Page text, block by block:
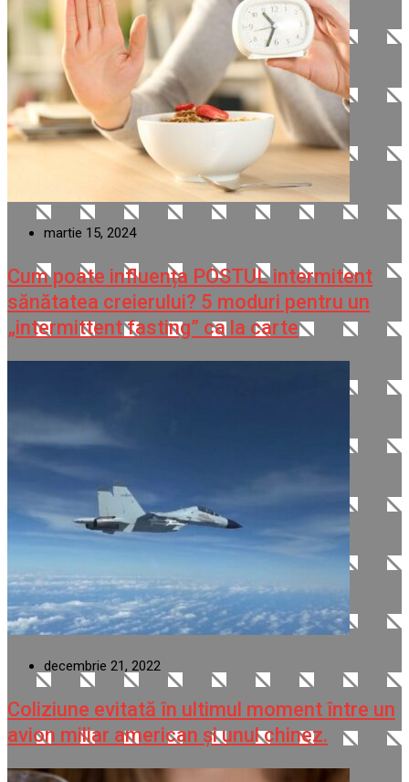
martie 15, 2024
Cum poate influența POSTUL intermitent
sănătatea creierului? 5 moduri pentru un
„intermittent fasting” ca la carte
decembrie 21, 2022
Coliziune evitată în ultimul moment între un
avion miliar american şi unul chinez.